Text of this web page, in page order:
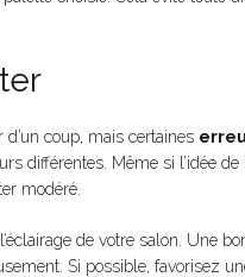
d’un coup, mais certaines
différentes. Même si l’idée
modéré.
de votre salon. Une
Si possible, favorisez